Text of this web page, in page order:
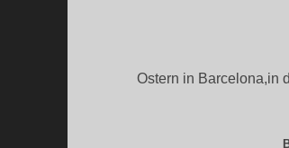
Ostern in Barcelona,in